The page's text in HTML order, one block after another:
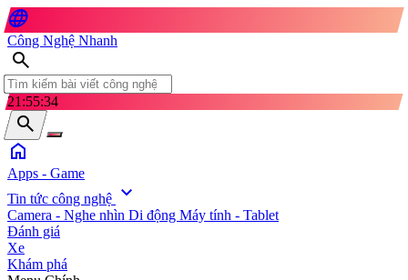
language
Công Nghệ Nhanh
search
21:55:36
search
home
Apps - Game
Tin tức công nghệ expand_more
Camera - Nghe nhìn Di động Máy tính - Tablet
Đánh giá
Xe
Khám phá